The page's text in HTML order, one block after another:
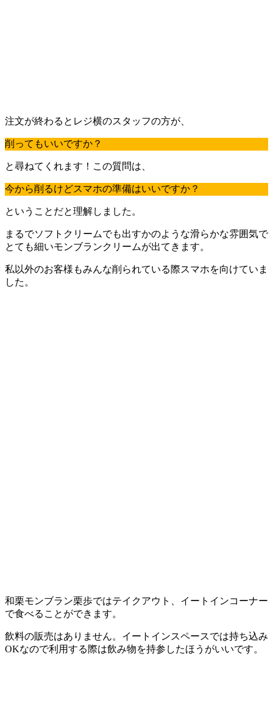
注文が終わるとレジ横のスタッフの方が、
削ってもいいですか？
と尋ねてくれます！この質問は、
今から削るけどスマホの準備はいいですか？
ということだと理解しました。
まるでソフトクリームでも出すかのような滑らかな雰囲気で
とても細いモンブランクリームが出てきます。
私以外のお客様もみんな削られている際スマホを向けていま
した。
和栗モンブラン栗歩ではテイクアウト、イートインコーナー
で食べることができます。
飲料の販売はありません。 イートインスペースでは持ち込み
OKなので利用する際は飲み物を持参したほうがいいです。